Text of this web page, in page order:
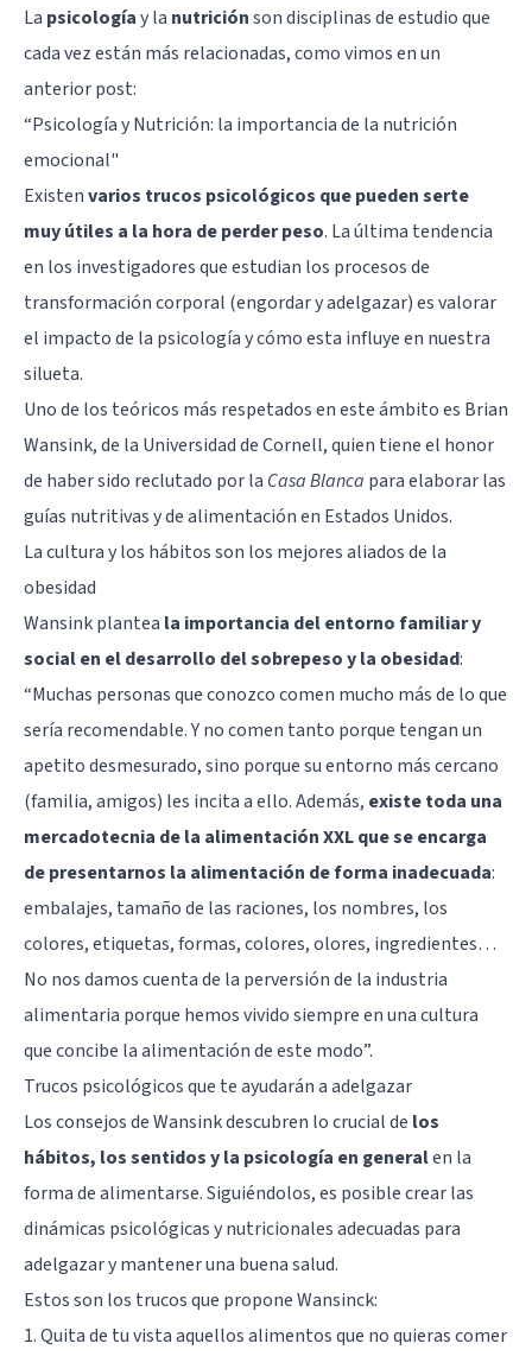
La psicologíay la nutriciónson disciplinas de estudio que
cada vez están más relacionadas, como vimos en un
anterior post:
“Psicología y Nutrición: la importancia de la nutrición
emocional"
Existenvarios trucos psicológicos que pueden serte
muy útiles a la hora de perder peso. La última tendencia
en los investigadores que estudian los procesos de
transformación corporal (engordar y adelgazar) es valorar
el impacto de la psicologíay cómo esta influye en nuestra
silueta.
Uno de los teóricos más respetados en este ámbito es Brian
Wansink, de la Universidad de Cornell, quien tiene el honor
de haber sido reclutado por la Casa Blanca para elaborar las
guías nutritivas y de alimentación en Estados Unidos.
La cultura y los hábitos son los mejores aliados de la
obesidad
Wansink plantea la importancia del entorno familiar y
social en el desarrollo del sobrepeso y la obesidad:
“Muchas personas que conozco comen mucho más de lo que
sería recomendable. Y no comen tanto porque tengan un
apetito desmesurado, sino porque su entorno más cercano
(familia, amigos) les incita a ello. Además, existe toda una
mercadotecnia de la alimentación XXL que se encarga
de presentarnos la alimentación de forma inadecuada:
embalajes, tamaño de las raciones, los nombres, los
colores, etiquetas, formas, colores, olores, ingredientes…
No nos damos cuenta de la perversión de la industria
alimentaria porque hemos vivido siempre en una cultura
que concibe la alimentación de este modo”.
Trucos psicológicos que te ayudarán a adelgazar
Los consejos de Wansink descubren lo crucial de los
hábitos, los sentidos y la psicología en generalen la
forma de alimentarse. Siguiéndolos, es posible crear las
dinámicas psicológicas y nutricionales adecuadas para
adelgazar y mantener una buena salud.
Estos son los trucos que propone Wansinck:
1. Quita de tu vista aquellos alimentos que no quieras comer